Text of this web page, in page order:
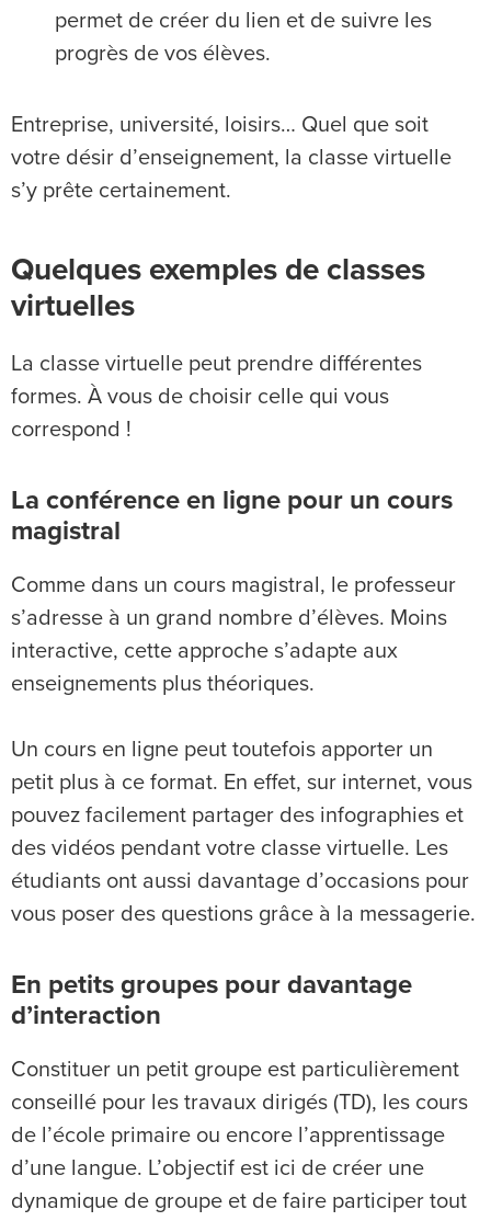
permet de créer du lien et de suivre les
progrès de vos élèves.
Entreprise, université, loisirs… Quel que soit
votre désir d’enseignement, la classe virtuelle
s’y prête certainement.
Quelques exemples de classes
virtuelles
La classe virtuelle peut prendre différentes
formes. À vous de choisir celle qui vous
correspond !
La conférence en ligne pour un cours
magistral
Comme dans un cours magistral, le professeur
s’adresse à un grand nombre d’élèves. Moins
interactive, cette approche s’adapte aux
enseignements plus théoriques.
Un cours en ligne peut toutefois apporter un
petit plus à ce format. En effet, sur internet, vous
pouvez facilement partager des infographies et
des vidéos pendant votre classe virtuelle. Les
étudiants ont aussi davantage d’occasions pour
vous poser des questions grâce à la messagerie.
En petits groupes pour davantage
d’interaction
Constituer un petit groupe est particulièrement
conseillé pour les travaux dirigés (TD), les cours
de l’école primaire ou encore l’apprentissage
d’une langue. L’objectif est ici de créer une
dynamique de groupe et de faire participer tout